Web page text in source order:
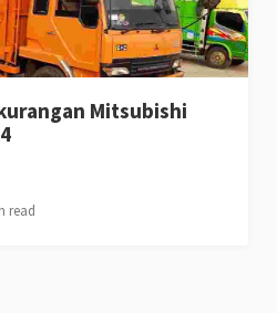
Mitsubishi
read